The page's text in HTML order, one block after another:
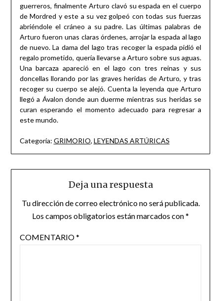
guerreros, finalmente Arturo clavó su espada en el cuerpo
de Mordred y este a su vez golpeó con todas sus fuerzas
abriéndole el cráneo a su padre. Las últimas palabras de
Arturo fueron unas claras órdenes, arrojar la espada al lago
de nuevo. La dama del lago tras recoger la espada pidió el
regalo prometido, quería llevarse a Arturo sobre sus aguas.
Una barcaza apareció en el lago con tres reinas y sus
doncellas llorando por las graves heridas de Arturo, y tras
recoger su cuerpo se alejó. Cuenta la leyenda que Arturo
llegó a Ávalon donde aun duerme mientras sus heridas se
curan esperando el momento adecuado para regresar a
este mundo.
Categoría: GRIMORIO, LEYENDAS ARTÚRICAS
Deja una respuesta
Tu dirección de correo electrónico no será publicada.
Los campos obligatorios están marcados con*
COMENTARIO*